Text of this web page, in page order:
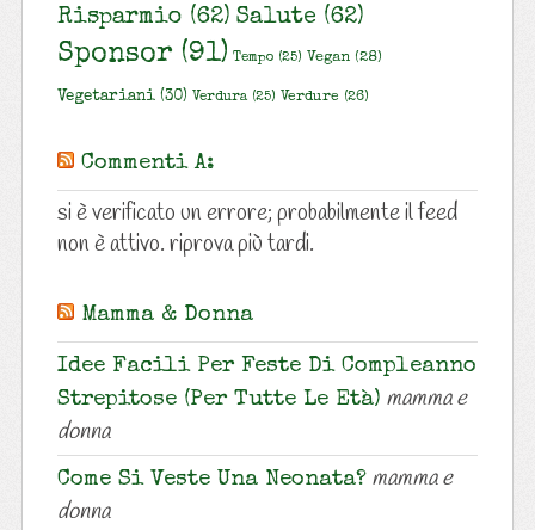
Risparmio (62) Salute (62)
Sponsor(91) Tempo (25) Vegan(28)
Vegetariani(30) Verdura (25) Verdure (26)
Commenti A:
si è verificato un errore; probabilmente il feed
non è attivo. riprova più tardi.
Mamma & Donna
Idee Facili Per Feste Di Compleanno
Strepitose (per Tutte Le Età) mamma e
donna
Come Si Veste Una Neonata? mamma e
donna